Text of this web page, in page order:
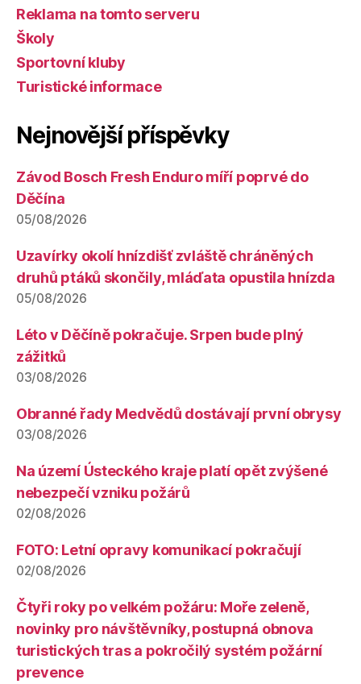
Reklama na tomto serveru
Školy
Sportovní kluby
Turistické informace
Nejnovější příspěvky
Závod Bosch Fresh Enduro míří poprvé do
Děčína
05/08/2026
Uzavírky okolí hnízdišť zvláště chráněných
druhů ptáků skončily, mláďata opustila hnízda
05/08/2026
Léto v Děčíně pokračuje. Srpen bude plný
zážitků
03/08/2026
Obranné řady Medvědů dostávají první obrysy
03/08/2026
Na území Ústeckého kraje platí opět zvýšené
nebezpečí vzniku požárů
02/08/2026
FOTO: Letní opravy komunikací pokračují
02/08/2026
Čtyři roky po velkém požáru: Moře zeleně,
novinky pro návštěvníky, postupná obnova
turistických tras a pokročilý systém požární
prevence